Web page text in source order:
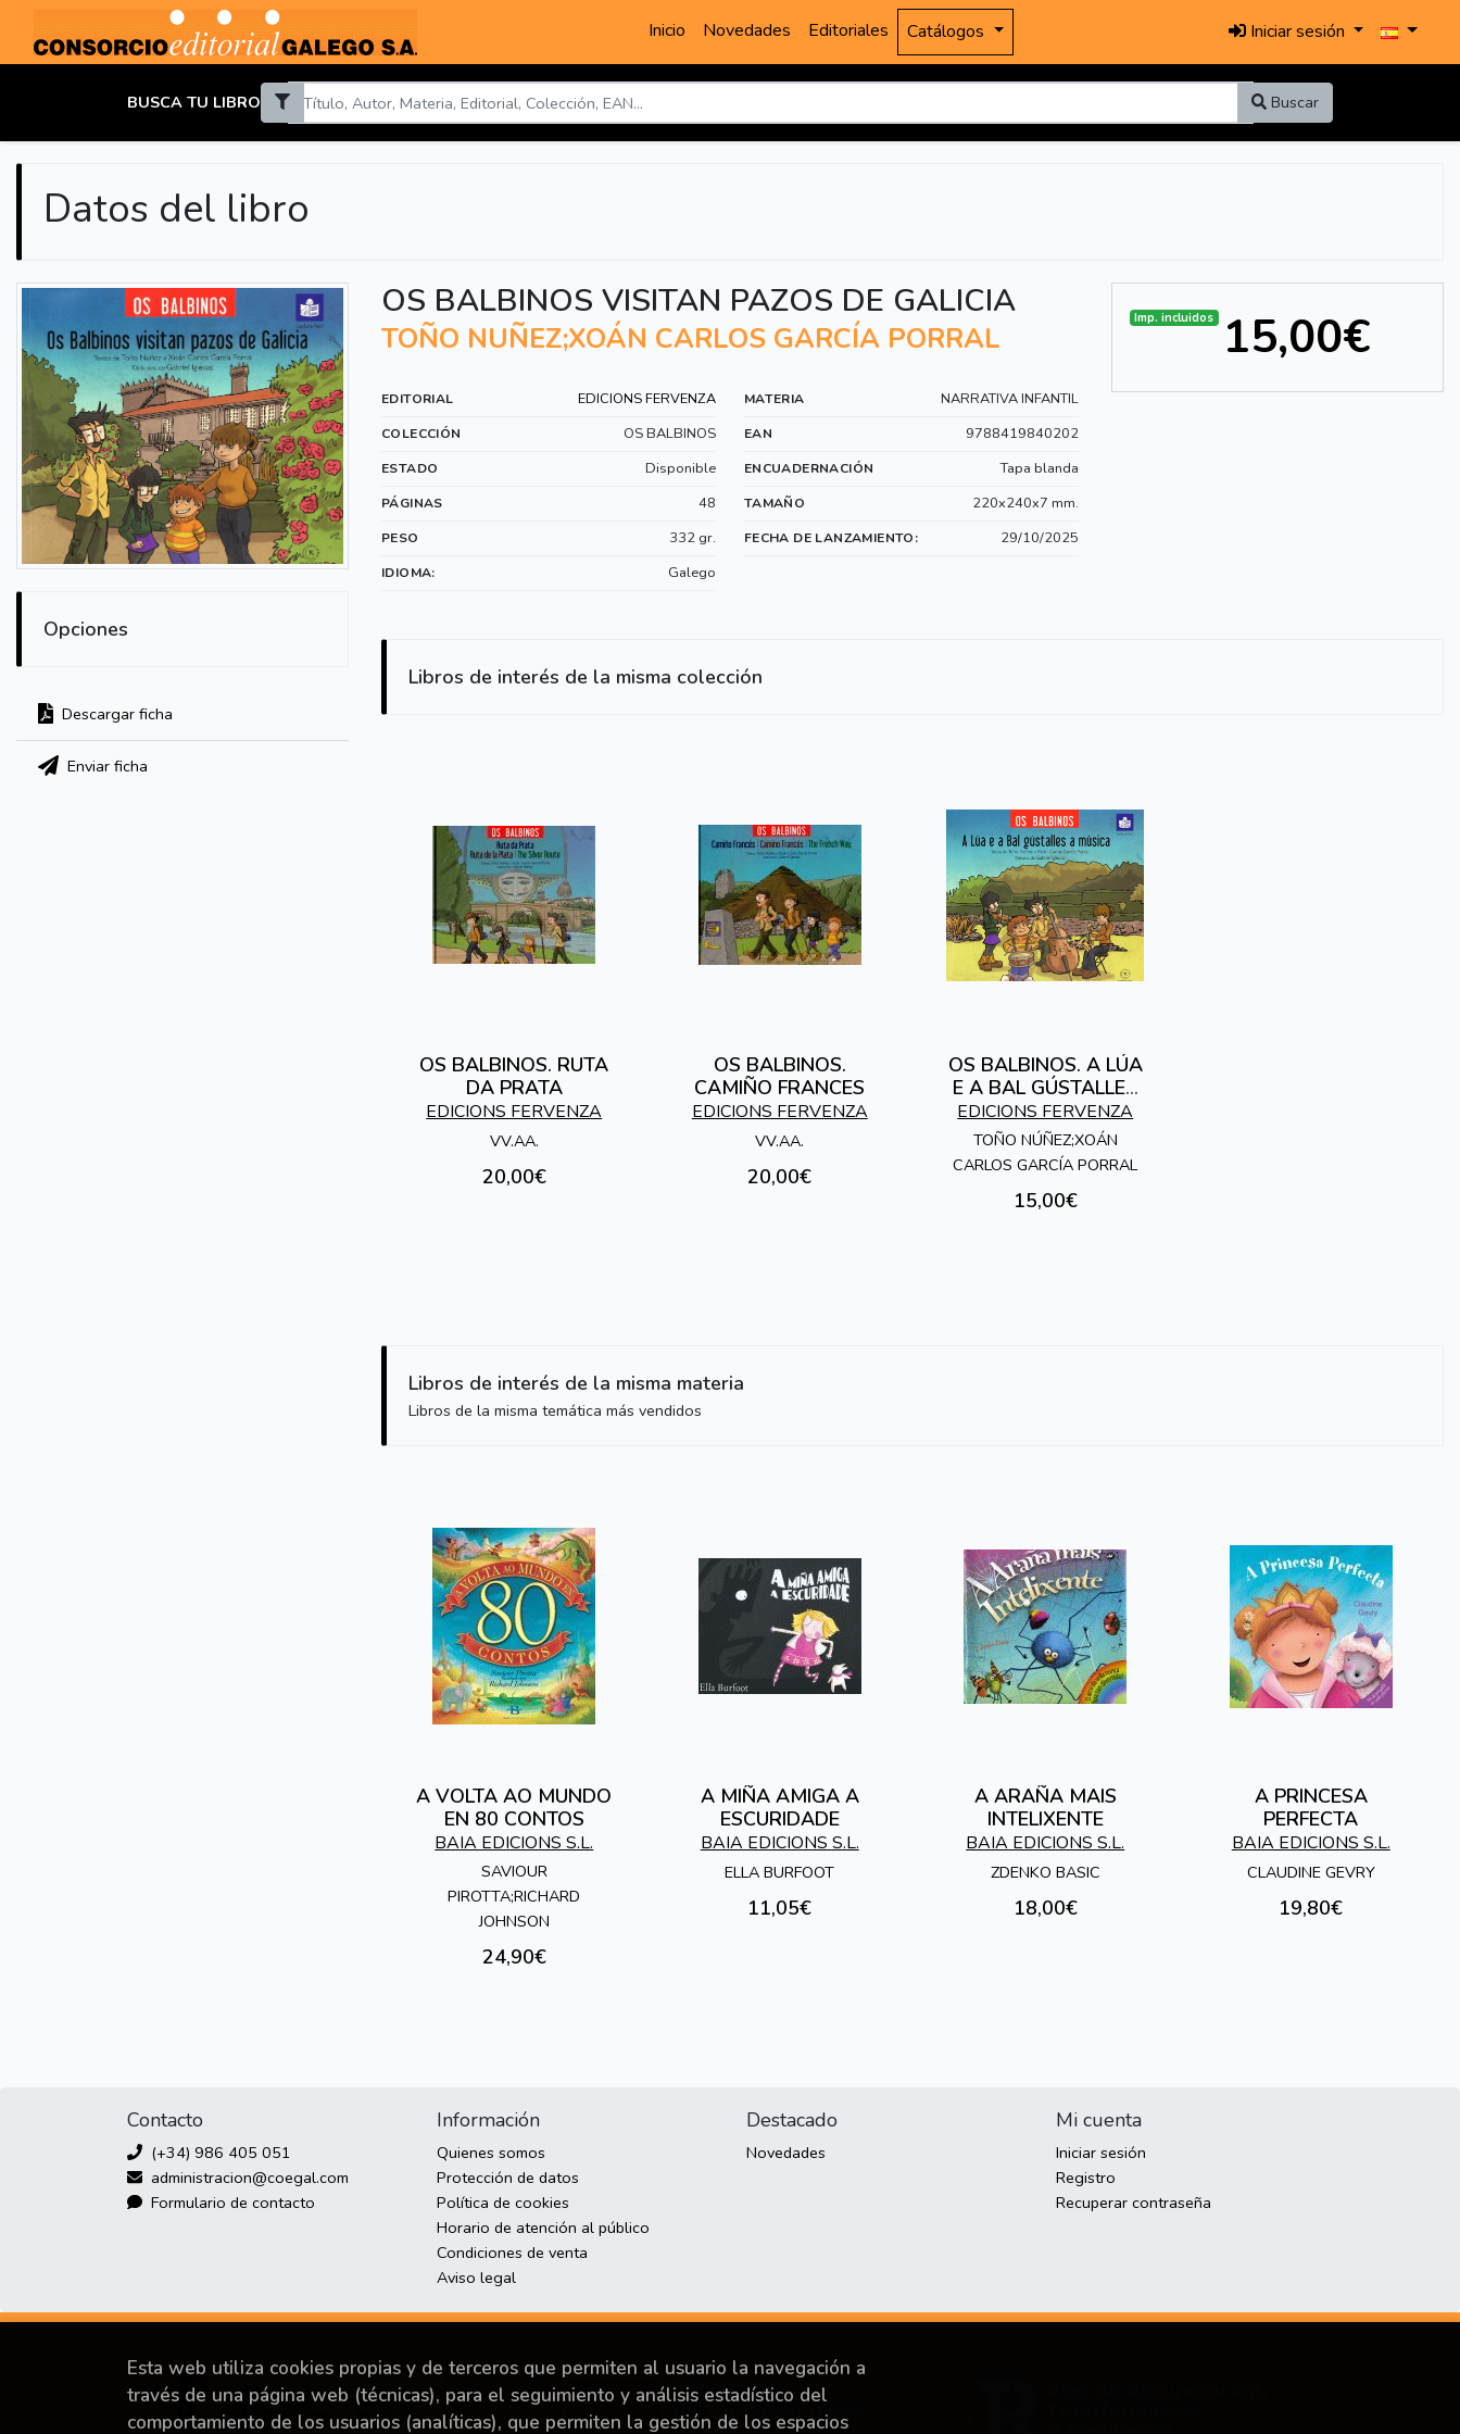
Inicio Novedades Editoriales Catálogos Iniciar sesión
BUSCA TU LIBRO Buscar
Datos del libro
Opciones
Descargar ficha
Enviar ficha
OS BALBINOS VISITAN PAZOS DE GALICIA
TOÑO NUÑEZ;XOÁN CARLOS GARCÍA PORRAL
EDITORIAL EDICIONS FERVENZA MATERIA NARRATIVA INFANTIL
COLECCIÓN OS BALBINOS EAN 9788419840202
ESTADO Disponible ENCUADERNACIÓN Tapa blanda
PÁGINAS 48 TAMAÑO 220x240x7 mm.
PESO 332 gr. FECHA DE LANZAMIENTO: 29/10/2025
IDIOMA: Galego
Imp. incluidos 15,00€
Libros de interés de la misma colección
OS BALBINOS. RUTA
DA PRATA
EDICIONS FERVENZA
VV.AA.
20,00€
OS BALBINOS.
CAMIÑO FRANCES
EDICIONS FERVENZA
VV.AA.
20,00€
OS BALBINOS. A LÚA
E A BAL GÚSTALLES
A MÚSICA
EDICIONS FERVENZA
TOÑO NÚÑEZ;XOÁN
CARLOS GARCÍA PORRAL
15,00€
Libros de interés de la misma materia
Libros de la misma temática más vendidos
A VOLTA AO MUNDO
EN 80 CONTOS
BAIA EDICIONS S.L.
SAVIOUR
PIROTTA;RICHARD
JOHNSON
24,90€
A MIÑA AMIGA A
ESCURIDADE
BAIA EDICIONS S.L.
ELLA BURFOOT
11,05€
A ARAÑA MAIS
INTELIXENTE
BAIA EDICIONS S.L.
ZDENKO BASIC
18,00€
A PRINCESA
PERFECTA
BAIA EDICIONS S.L.
CLAUDINE GEVRY
19,80€
Contacto
(+34) 986 405 051
administracion@coegal.com
Formulario de contacto
Información
Quienes somos
Protección de datos
Política de cookies
Horario de atención al público
Condiciones de venta
Aviso legal
Destacado
Novedades
Mi cuenta
Iniciar sesión
Registro
Recuperar contraseña
Esta web utiliza cookies propias y de terceros que permiten al usuario la navegación a
través de una página web (técnicas), para el seguimiento y análisis estadístico del
comportamiento de los usuarios (analíticas), que permiten la gestión de los espacios